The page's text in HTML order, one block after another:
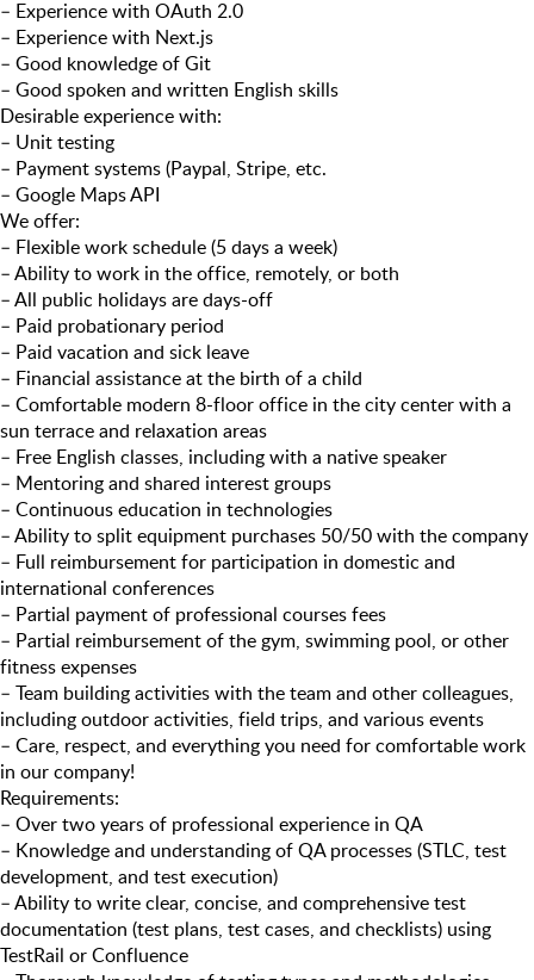
– Experience with OAuth 2.0
– Experience with Next.js
– Good knowledge of Git
– Good spoken and written English skills
Desirable experience with:
– Unit testing
– Payment systems (Paypal, Stripe, etc.
– Google Maps API
We offer:
– Flexible work schedule (5 days a week)
– Ability to work in the office, remotely, or both
– All public holidays are days-off
– Paid probationary period
– Paid vacation and sick leave
– Financial assistance at the birth of a child
– Comfortable modern 8-floor office in the city center with a
sun terrace and relaxation areas
– Free English classes, including with a native speaker
– Mentoring and shared interest groups
– Continuous education in technologies
– Ability to split equipment purchases 50/50 with the company
– Full reimbursement for participation in domestic and
international conferences
– Partial payment of professional courses fees
– Partial reimbursement of the gym, swimming pool, or other
fitness expenses
– Team building activities with the team and other colleagues,
including outdoor activities, field trips, and various events
– Care, respect, and everything you need for comfortable work
in our company!
Requirements:
– Over two years of professional experience in QA
– Knowledge and understanding of QA processes (STLC, test
development, and test execution)
– Ability to write clear, concise, and comprehensive test
documentation (test plans, test cases, and checklists) using
TestRail or Confluence